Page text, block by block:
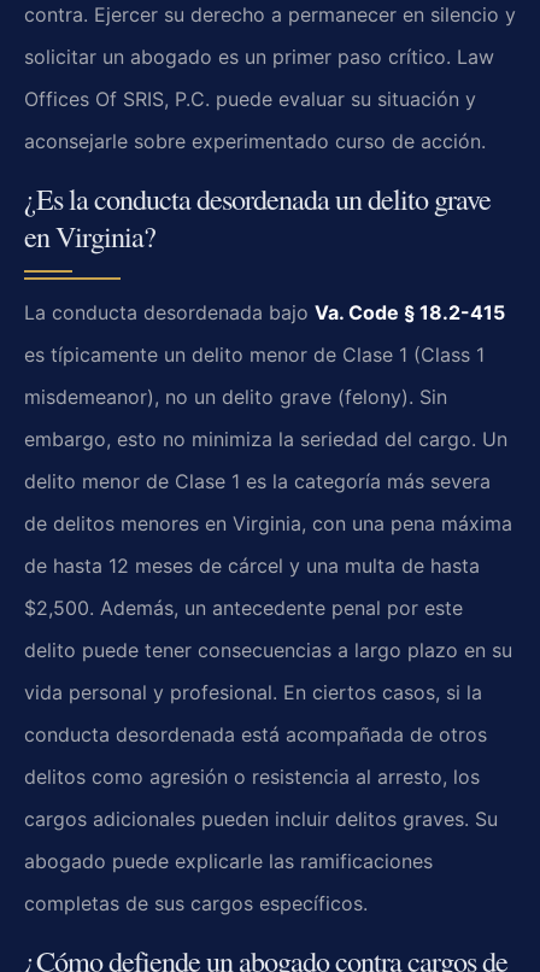
contra. Ejercer su derecho a permanecer en silencio y
solicitar un abogado es un primer paso crítico. Law
Offices Of SRIS, P.C. puede evaluar su situación y
aconsejarle sobre experimentado curso de acción.
¿Es la conducta desordenada un delito grave
en Virginia?
La conducta desordenada bajo Va. Code § 18.2-415
es típicamente un delito menor de Clase 1 (Class 1
misdemeanor), no un delito grave (felony). Sin
embargo, esto no minimiza la seriedad del cargo. Un
delito menor de Clase 1 es la categoría más severa
de delitos menores en Virginia, con una pena máxima
de hasta 12 meses de cárcel y una multa de hasta
$2,500. Además, un antecedente penal por este
delito puede tener consecuencias a largo plazo en su
vida personal y profesional. En ciertos casos, si la
conducta desordenada está acompañada de otros
delitos como agresión o resistencia al arresto, los
cargos adicionales pueden incluir delitos graves. Su
abogado puede explicarle las ramificaciones
completas de sus cargos específicos.
¿Cómo defiende un abogado contra cargos de